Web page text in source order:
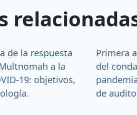
de la respuesta
a la
19: objetivos,
Primera
del
de